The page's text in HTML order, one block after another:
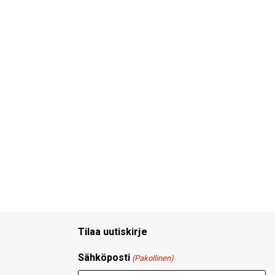
Tilaa uutiskirje
Sähköposti (Pakollinen)